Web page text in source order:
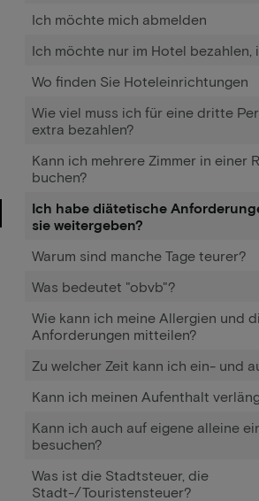
Ich möchte mich abmelden
Ich möchte nur im Hotel bezahlen,
Wo finden Sie Hoteleinrichtungen
Wie viel muss ich für eine dritte
extra bezahlen?
Kann ich mehrere Zimmer in einer
buchen?
Ich habe diätetische
sie weitergeben?
Warum sind manche Tage teurer?
Was bedeutet "obvb"?
Wie kann ich meine Allergien und
Anforderungen mitteilen?
Zu welcher Zeit kann ich ein- und
Kann ich meinen Aufenthalt
Kann ich auch auf eigene alleine
besuchen?
Was ist die Stadtsteuer, die
Stadt-/Touristensteuer?